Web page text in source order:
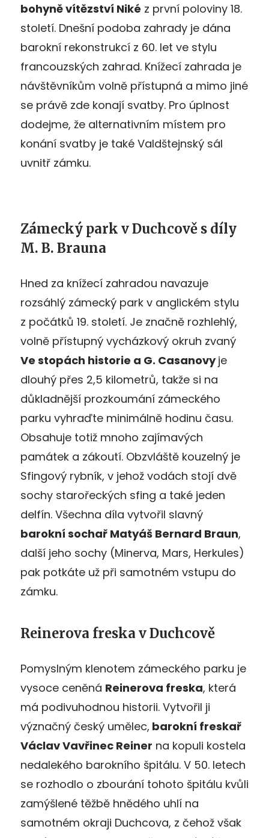
bohyně vítězství Niké z první poloviny 18.
století. Dnešní podoba zahrady je dána
barokní rekonstrukcí z 60. let ve stylu
francouzských zahrad. Knížecí zahrada je
návštěvníkům volně přístupná a mimo jiné
se právě zde konají svatby. Pro úplnost
dodejme, že alternativním místem pro
konání svatby je také Valdštejnský sál
uvnitř zámku.
Zámecký park v Duchcově s díly
M. B. Brauna
Hned za knížecí zahradou navazuje
rozsáhlý zámecký park v anglickém stylu
z počátků 19. století. Je značně rozhlehlý,
volně přístupný vycházkový okruh zvaný
Ve stopách historie a G. Casanovyje
dlouhý přes 2,5 kilometrů, takže si na
důkladnější prozkoumání zámeckého
parku vyhraďte minimálně hodinu času.
Obsahuje totiž mnoho zajímavých
památek a zákoutí. Obzvláště kouzelný je
Sfingový rybník, v jehož vodách stojí dvě
sochy starořeckých sfing a také jeden
delfín. Všechna díla vytvořil slavný
barokní sochař Matyáš Bernard Braun,
další jeho sochy (Minerva, Mars, Herkules)
pak potkáte už při samotném vstupu do
zámku.
Reinerova freska v Duchcově
Pomyslným klenotem zámeckého parku je
vysoce ceněná Reinerova freska, která
má podivuhodnou historii. Vytvořil ji
význačný český umělec, barokní freskař
Václav Vavřinec Reiner na kopuli kostela
nedalekého barokního špitálu. V 50. letech
se rozhodlo o zbourání tohoto špitálu kvůli
zamýšlené těžbě hnědého uhlí na
samotném okraji Duchcova, z čehož však